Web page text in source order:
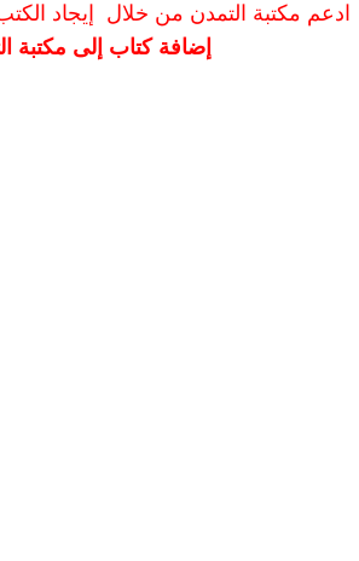
ادعم مكتبة التمدن من خلال إيجاد الكتب
إضافة كتاب إلى مكتبة